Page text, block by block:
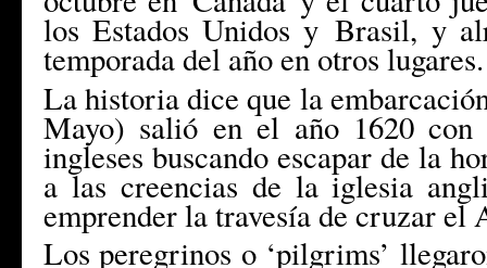
los Estados Unidos yBrasil, y
temporada del año en otros lugares.
La historia dice que la
Mayo) salió en el año 1620 con
ingleses buscando escapar de la
a las creencias de la iglesia
emprender la travesía de cruzar
Los peregrinos o ‘pilgrims’